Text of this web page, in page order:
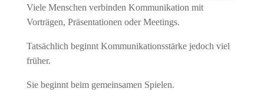
Viele Menschen verbinden Kommunikation mit
Vorträgen, Präsentationen oder Meetings.
Tatsächlich beginnt Kommunikationsstärke jedoch viel
früher.
Sie beginnt beim gemeinsamen Spielen.